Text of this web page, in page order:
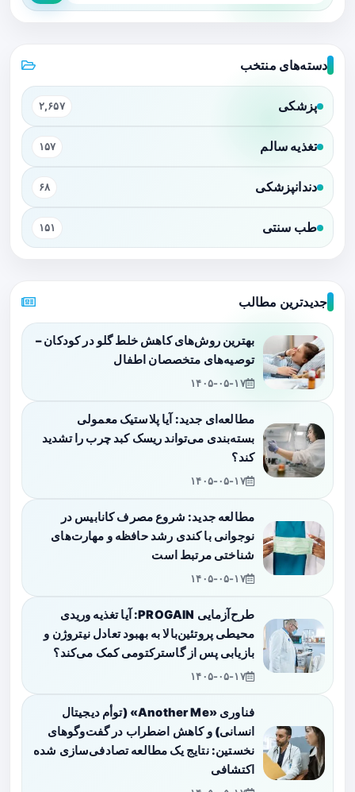
دسته‌های منتخب
پزشکی ۲,۶۵۷
تغذیه سالم ۱۵۷
دندانپزشکی ۶۸
طب سنتی ۱۵۱
جدیدترین مطالب
بهترین روش‌های کاهش خلط گلو در کودکان –
توصیه‌های متخصصان اطفال
۱۴۰۵-۰۵-۱۷
مطالعه‌ای جدید: آیا پلاستیک معمولی
بسته‌بندی می‌تواند ریسک کبد چرب را تشدید
کند؟
۱۴۰۵-۰۵-۱۷
مطالعه جدید: شروع مصرف کانابیس در
نوجوانی با کندی رشد حافظه و مهارت‌های
شناختی مرتبط است
۱۴۰۵-۰۵-۱۷
طرح‌آزمایی PROGAIN: آیا تغذیه وریدی
محیطی پروتئین‌بالا به بهبود تعادل نیتروژن و
بازیابی پس از گاسترکتومی کمک می‌کند؟
۱۴۰۵-۰۵-۱۷
فناوری «Another Me» (توأم دیجیتال
انسانی) و کاهش اضطراب در گفت‌وگوهای
نخستین: نتایج یک مطالعه تصادفی‌سازی شده
اکتشافی